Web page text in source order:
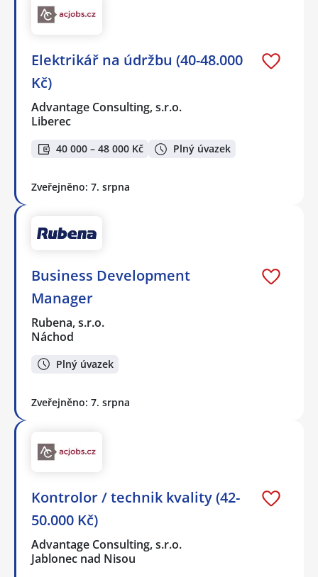
Elektrikář na údržbu (40-48.000
Kč)
Advantage Consulting, s.r.o.
Liberec
40 000 – 48 000 Kč Plný úvazek
Zveřejněno: 7. srpna
Business Development
Manager
Rubena, s.r.o.
Náchod
Plný úvazek
Zveřejněno: 7. srpna
Kontrolor / technik kvality (42-
50.000 Kč)
Advantage Consulting, s.r.o.
Jablonec nad Nisou